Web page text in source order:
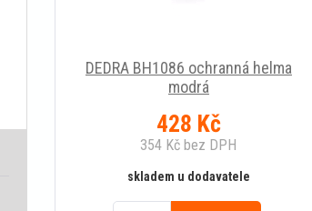
DEDRA BH1086 ochranná helma
modrá
428 Kč
354 Kč bez DPH
skladem u dodavatele